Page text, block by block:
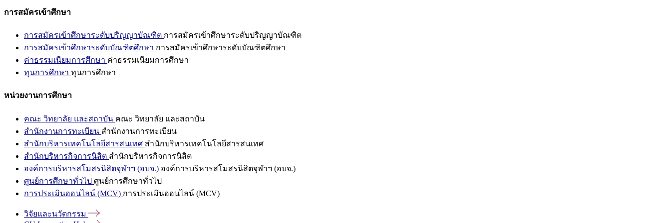
การสมัครเข้าศึกษา
การสมัครเข้าศึกษาระดับปริญญาบัณฑิต การสมัครเข้าศึกษาระดับปริญญาบัณฑิต
การสมัครเข้าศึกษาระดับบัณฑิตศึกษา การสมัครเข้าศึกษาระดับบัณฑิตศึกษา
ค่าธรรมเนียมการศึกษา ค่าธรรมเนียมการศึกษา
ทุนการศึกษา ทุนการศึกษา
หน่วยงานการศึกษา
คณะ วิทยาลัย และสถาบัน คณะ วิทยาลัย และสถาบัน
สำนักงานการทะเบียน สำนักงานการทะเบียน
สำนักบริหารเทคโนโลยีสารสนเทศ สำนักบริหารเทคโนโลยีสารสนเทศ
สำนักบริหารกิจการนิสิต สำนักบริหารกิจการนิสิต
องค์การบริหารสโมสรนิสิตจุฬาฯ (อบจ.) องค์การบริหารสโมสรนิสิตจุฬาฯ (อบจ.)
ศูนย์การศึกษาทั่วไป ศูนย์การศึกษาทั่วไป
การประเมินออนไลน์ (MCV) การประเมินออนไลน์ (MCV)
วิจัยและนวัตกรรม